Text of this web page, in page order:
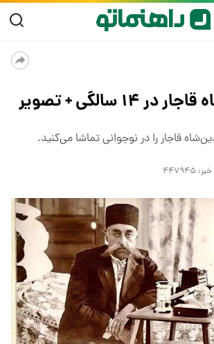
۱۴ سالگی + تصویر
قاجار را در نوجوانی تماشا می‌کنید.
۴۴۷۹۴۵